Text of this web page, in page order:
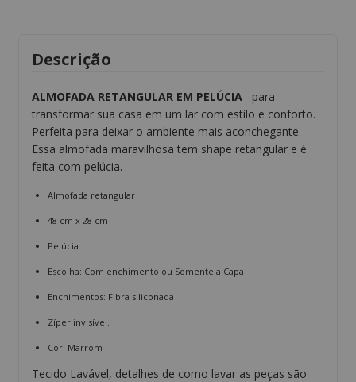
Descrição
ALMOFADA RETANGULAR EM PELÚCIA para
transformar sua casa em um lar com estilo e conforto.
Perfeita para deixar o ambiente mais aconchegante.
Essa almofada maravilhosa tem shape retangular e é
feita com pelúcia.
Almofada retangular
48 cm x 28 cm
Pelúcia
Escolha: Com enchimento ou Somente a Capa
Enchimentos: Fibra siliconada
Zíper invisível.
Cor: Marrom
Tecido Lavável, detalhes de como lavar as peças são